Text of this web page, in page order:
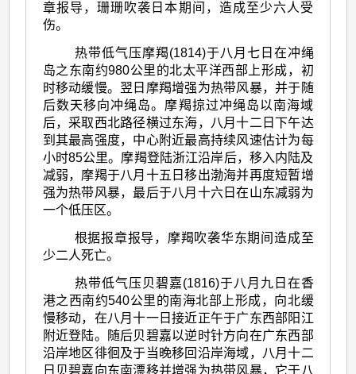
章报导，珊珊吹袭日本期间，造成至少六人受
伤。
热带低气压摩羯(1814)于八月七日在冲绳
岛之东南约980公里的北太平洋西部上形成，初
时移动缓慢。翌日摩羯增强为热带风暴，并于随
后数天移向冲绳岛。摩羯掠过冲绳岛以南海域
后，采取西北路径横过东海，八月十二日下午达
到其最高强度，中心附近最高持续风速估计为每
小时85公里。摩羯登陆浙江沿岸后，移入内陆及
减弱，摩羯于八月十五日移出渤海并再度短暂增
强为热带风暴，最后于八月十六日在山东减弱为
一个低压区。
根据报章报导，摩羯吹袭华东期间造成至
少二人死亡。
热带低气压贝碧嘉(1816)于八月九日在香
港之西南约540公里的南海北部上形成，向北缓
慢移动，在八月十一日接近正午于广东西部阳江
附近登陆。随后贝碧嘉以逆时针方向在广东西部
沿岸地区徘徊及于当晚移回沿岸海域，八月十二
日贝碧嘉向东南漂移并增强为热带风暴，它于八